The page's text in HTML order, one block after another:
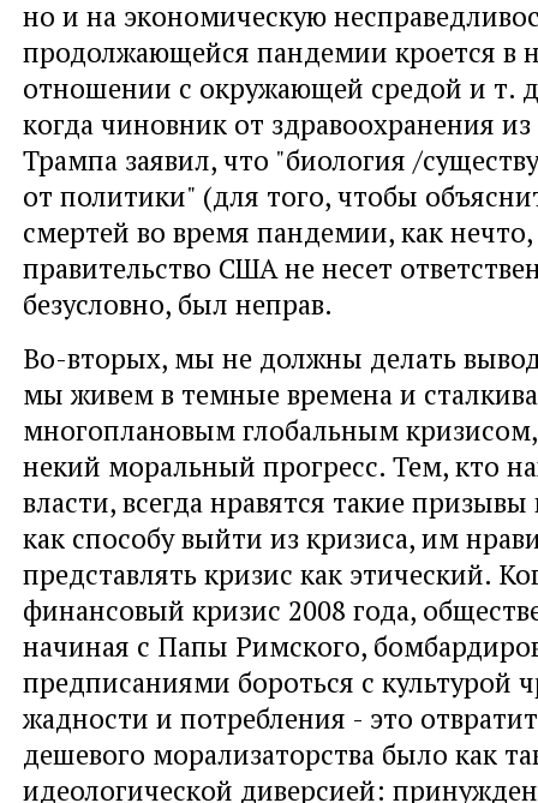
но и на экономическую
продолжающейся пандемии кроется в
отношении с окружающей средой и т.
когда чиновник от здравоохранения
Трампа заявил, что "биология /
от политики" (для того, чтобы
смертей во время пандемии, как нечто,
правительство США не несет
безусловно, был неправ.
Во-вторых, мы не должны делать
мы живем в темные времена и
многоплановым глобальным
некий моральный прогресс. Тем, кто
власти, всегда нравятся такие
как способу выйти из кризиса, им
представлять кризис как этический.
финансовый кризис 2008 года,
начиная с Папы Римского,
предписаниями бороться с культурой
жадности и потребления - это
дешевого морализаторства было как
идеологической диверсией: